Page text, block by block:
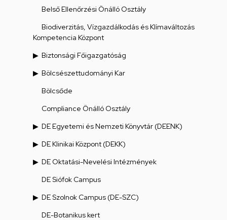
Belső Ellenőrzési Önálló Osztály
Biodiverzitás, Vízgazdálkodás és Klímaváltozás
Kompetencia Központ
Biztonsági Főigazgatóság
Bölcsészettudományi Kar
Bölcsőde
Compliance Önálló Osztály
DE Egyetemi és Nemzeti Könyvtár (DEENK)
DE Klinikai Központ (DEKK)
DE Oktatási-Nevelési Intézmények
DE Siófok Campus
DE Szolnok Campus (DE-SZC)
DE-Botanikus kert